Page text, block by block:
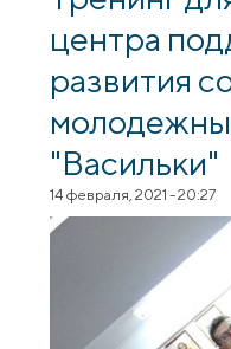
центра
развития
"Васильки"
14 февраля, 2021 - 20:27